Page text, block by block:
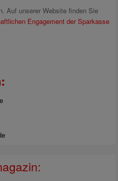
Auf unserer Website finden Sie
Engagement der Sparkasse